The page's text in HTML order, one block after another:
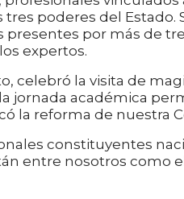
poderes del Estado.
por más de
expertos.
celebró la visita de
jornada académica
la reforma de nuestra
constituyentes
entre nosotros como